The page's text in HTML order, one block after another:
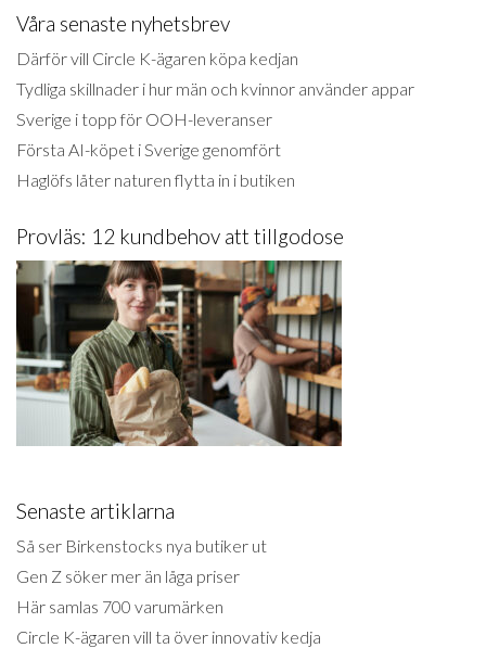
Våra senaste nyhetsbrev
Därför vill Circle K-ägaren köpa kedjan
Tydliga skillnader i hur män och kvinnor använder appar
Sverige i topp för OOH-leveranser
Första AI-köpet i Sverige genomfört
Haglöfs låter naturen flytta in i butiken
Provläs: 12 kundbehov att tillgodose
Senaste artiklarna
Så ser Birkenstocks nya butiker ut
Gen Z söker mer än låga priser
Här samlas 700 varumärken
Circle K-ägaren vill ta över innovativ kedja